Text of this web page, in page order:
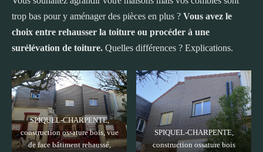
trop bas pour y aménager des pièces en plus ? Vous avez le
choix entre rehausser la toiture ou procéder à une
surélévation de toiture. Quelles différences ? Explications.
SPIQUEL-CHARPENTE,
construction ossature bois, vue
de face bâtiment rehaussé,
SPIQUEL-CHARPENTE,
construction ossature bois